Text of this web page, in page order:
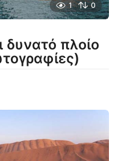
1 0
δυνατό πλοίο